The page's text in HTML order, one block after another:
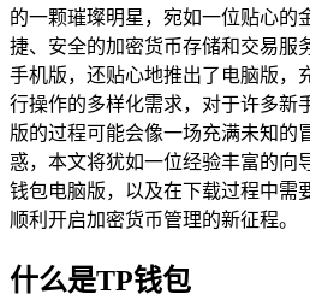
的一颗璀璨明星，宛如一位贴心的
捷、安全的加密货币存储和交易服
手机版，还贴心地推出了电脑版，
行操作的多样化需求，对于许多新
版的过程可能会像一场充满未知的
惑，本文将犹如一位经验丰富的向
钱包电脑版，以及在下载过程中需
顺利开启加密货币管理的新征程。
什么是TP钱包